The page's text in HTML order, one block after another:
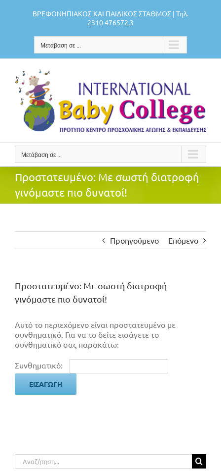
ΒΡΕΦΟΝΗΠΙΑΚΟΣ ΚΑΙ ΠΑΙΔΙΚΟΣ ΣΤΑΘΜΟΣ | Τηλ.
2310 476572,3
Μετάβαση σε ...
Μετάβαση σε ...
Πρoστατευμένο: Με σωστή διατροφή
γινόμαστε πιο δυνατοί!
Προηγούμενο Επόμενο
Πρoστατευμένο: Με σωστή διατροφή
γινόμαστε πιο δυνατοί!
Αυτό το περιεχόμενο είναι προστατευμένο με
συνθηματικό. Για να το δείτε εισάγετε το
συνθηματικό σας παρακάτω:
Συνθηματικό:
Αναζήτηση
για: